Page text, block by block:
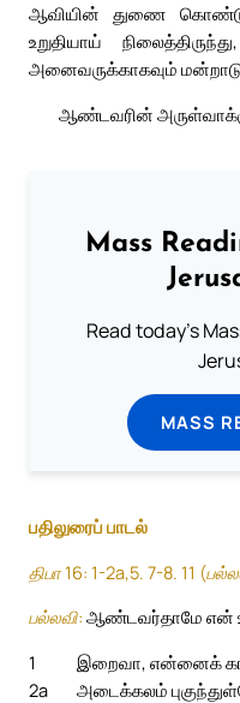
ஆவியின் துணை
உறுதியாய்
அனைவருக்காகவும்
ஆண்டவரின்
Mass
Read today's
MASS
பதிலுரைப் பாடல்
திபா 16: 1-2a,5. 7-8. 11
பல்லவி: ஆண்டவர்தாமே என்
1
இறைவா, என்னைக்
அடைக்கலம்
2a